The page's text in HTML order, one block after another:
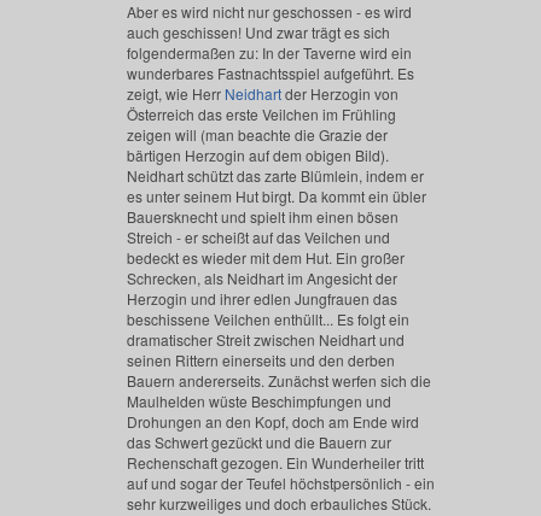
Aber es wird nicht nur geschossen - es wird
auch geschissen! Und zwar trägt es sich
folgendermaßen zu: In der Taverne wird ein
wunderbares Fastnachtsspiel aufgeführt. Es
zeigt, wie Herr Neidhartder Herzogin von
Österreich das erste Veilchen im Frühling
zeigen will (man beachte die Grazie der
bärtigen Herzogin auf dem obigen Bild).
Neidhart schützt das zarte Blümlein, indem er
es unter seinem Hut birgt. Da kommt ein übler
Bauersknecht und spielt ihm einen bösen
Streich - er scheißt auf das Veilchen und
bedeckt es wieder mit dem Hut. Ein großer
Schrecken, als Neidhart im Angesicht der
Herzogin und ihrer edlen Jungfrauen das
beschissene Veilchen enthüllt... Es folgt ein
dramatischer Streit zwischen Neidhart und
seinen Rittern einerseits und den derben
Bauern andererseits. Zunächst werfen sich die
Maulhelden wüste Beschimpfungen und
Drohungen an den Kopf, doch am Ende wird
das Schwert gezückt und die Bauern zur
Rechenschaft gezogen. Ein Wunderheiler tritt
auf und sogar der Teufel höchstpersönlich - ein
sehr kurzweiliges und doch erbauliches Stück.